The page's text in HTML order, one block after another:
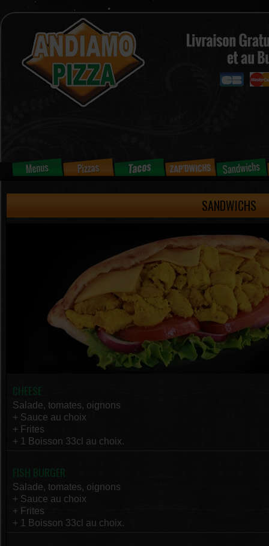
SANDWICHS
CHEESE
Salade, tomates, oignons
+ Sauce au choix
+ Frites
+ 1 Boisson 33cl au choix.
FISH BURGER
Salade, tomates, oignons
+ Sauce au choix
+ Frites
+ 1 Boisson 33cl au choix.